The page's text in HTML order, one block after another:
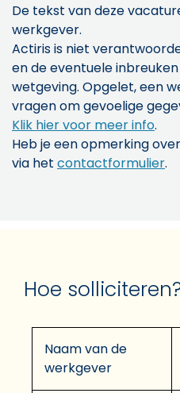
De tekst van deze
werkgever.
Actiris is niet
en de eventuele
wetgeving. Opgelet, een
vragen om gevoelige
Klik hier voor meer info.
Heb je een opmerking
via het contactformulier.
Hoe
Naam van de
werkgever